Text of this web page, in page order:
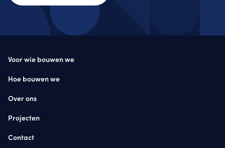
Voor wie bouwen we
Hoe bouwen we
Over ons
Projecten
Contact